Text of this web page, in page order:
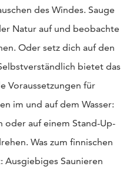
des Windes. Sauge
Natur auf und beobachte
Oder setz dich auf den
bietet das
Voraussetzungen für
im und auf dem Wasser:
oder auf einem Stand-Up-
Was zum finnischen
Ausgiebiges Saunieren